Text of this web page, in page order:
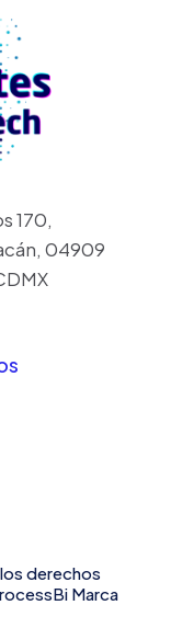
170,
04909
derechos
Marca